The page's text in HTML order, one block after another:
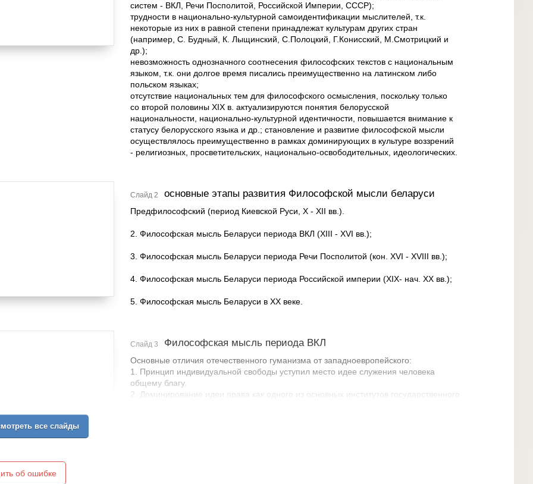
систем - ВКЛ, Речи Посполитой, Российской Империи, СССР);
трудности в национально-культурной самоидентификации мыслителей, т.к.
некоторые из них в равной степени принадлежат культурам других стран
(например, С. Будный, К. Лыщинский, С.Полоцкий, Г.Конисский, М.Смотрицкий и
др.);
невозможность однозначного соотнесения философских текстов с национальным
языком, т.к. они долгое время писались преимущественно на латинском либо
польском языках;
отсутствие национальных тем для философского осмысления, поскольку только
со второй половины XIX в. актуализируются понятия белорусской
национальности, национально-культурной идентичности, повышается внимание к
статусу белорусского языка и др.; становление и развитие философской мысли
осуществлялось преимущественно в рамках доминирующих в культуре воззрений
- религиозных, просветительских, национально-освободительных, идеологических.
Слайд 2 основные этапы развития Философской мысли беларуси
Предфилософский (период Киевской Руси, X - XII вв.).
2. Философская мысль Беларуси периода ВКЛ (XIII - XVI вв.);
3. Философская мысль Беларуси периода Речи Посполитой (кон. XVI - XVIII вв.);
4. Философская мысль Беларуси периода Российской империи (XIX- нач. XX вв.);
5. Философская мысль Беларуси в XX веке.
Слайд 3 Философская мысль периода ВКЛ
Основные отличия отечественного гуманизма от западноевропейского:
1. Принцип индивидуальной свободы уступил место идее служения человека
общему благу.
2. Доминирование идеи права как одного из основных институтов государственного
все слайды
об ошибке